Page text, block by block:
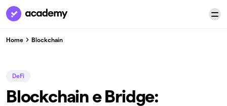
Home Blockchain
DeFi
Blockchain e Bridge: